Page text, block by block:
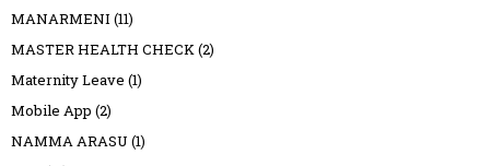
MANARMENI (11)
MASTER HEALTH CHECK(2)
Maternity Leave (1)
Mobile App (2)
NAMMA ARASU (1)